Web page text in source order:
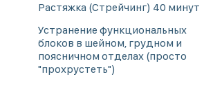
Растяжка (Стрейчинг) 40 минут
Устранение функциональных
блоков в шейном, грудном и
поясничном отделах (просто
"прохрустеть")